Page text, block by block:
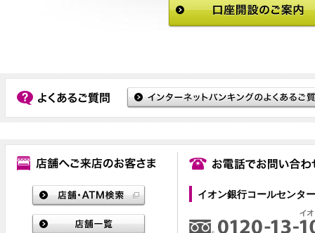
イオン銀行コールセンター